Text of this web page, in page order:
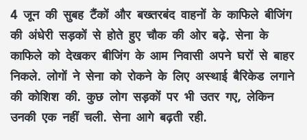
4 जून की सुबह टैंकों और बख्तरबंद वाहनों के काफिले बीजिंग
की अंधेरी सड़कों से होते हुए चौक की ओर बढ़े. सेना के
काफिले को देखकर बीजिंग के आम निवासी अपने घरों से बाहर
निकले. लोगों ने सेना को रोकने के लिए अस्थाई बैरिकेड लगाने
की कोशिश की. कुछ लोग सड़कों पर भी उतर गए, लेकिन
उनकी एक नहीं चली. सेना आगे बढ़ती रही.